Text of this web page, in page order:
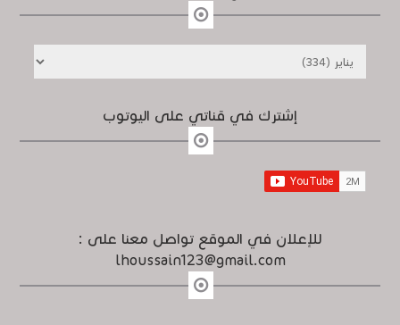
إشترك في قناتي على اليوتوب
للإعلان في الموقع تواصل معنا على :
lhoussain123@gmail.com